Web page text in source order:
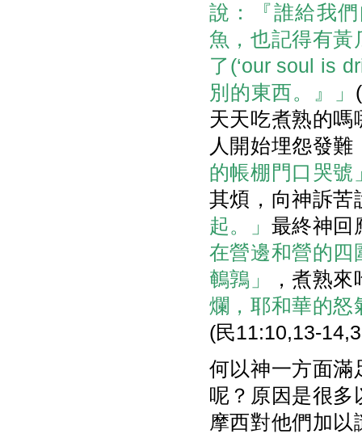
說：『誰給我
魚，也記得有黃
了(‘our soul is
別的東西。』」
天天吃煮熟的
人開始埋怨發
的帳棚門口哭號
其煩，向神訴苦
起。」 最終神回
在營邊和營的
鵪鶉」
，煮熟
爛，耶和華的怒
(民11:10,13-
何以神一方面滿
呢？原因是很多
摩西對他們加以